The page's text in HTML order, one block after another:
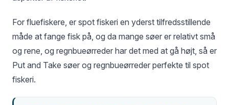
For fluefiskere, er spot fiskeri en yderst tilfredsstillende
måde at fange fisk på, og da mange søer er relativt små
og rene, og regnbueørreder har det med at gå højt, så er
Put and Take søer og regnbueørreder perfekte til spot
fiskeri.